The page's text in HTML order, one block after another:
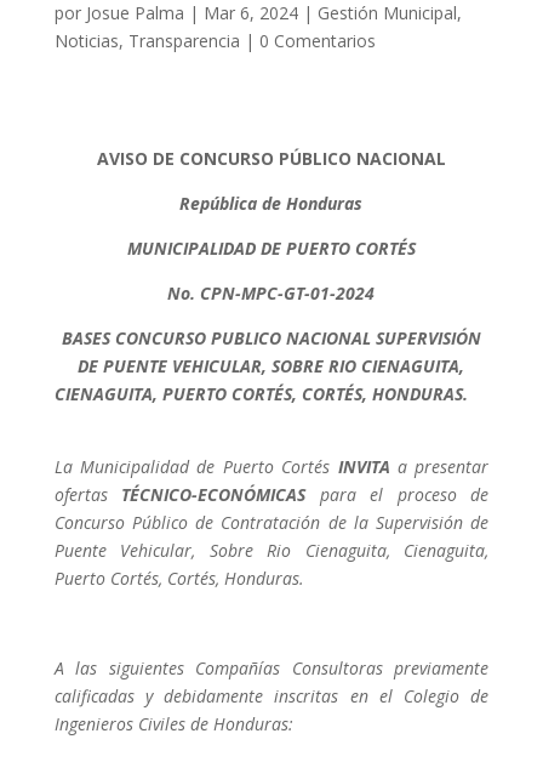
por Josue Palma | Mar 6, 2024| Gestión Municipal,
Noticias, Transparencia | 0 Comentarios
AVISO DE CONCURSO PÚBLICO NACIONAL
República de Honduras
MUNICIPALIDAD DE PUERTO CORTÉS
No. CPN-MPC-GT-01-2024
BASES CONCURSO PUBLICO NACIONAL SUPERVISIÓN
DE PUENTE VEHICULAR, SOBRE RIO CIENAGUITA,
CIENAGUITA, PUERTO CORTÉS, CORTÉS, HONDURAS.
La Municipalidad de Puerto Cortés INVITA a presentar
ofertas TÉCNICO-ECONÓMICASpara el proceso de
Concurso Público de Contratación de la Supervisión de
Puente Vehicular, Sobre Rio Cienaguita, Cienaguita,
Puerto Cortés, Cortés, Honduras.
A las siguientes Compañías Consultoras previamente
calificadas y debidamente inscritas en el Colegio de
Ingenieros Civiles de Honduras: